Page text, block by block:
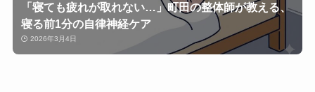
「寝ても疲れが取れない…」町田の整体師が教える、
寝る前1分の自律神経ケア
2026年3月4日